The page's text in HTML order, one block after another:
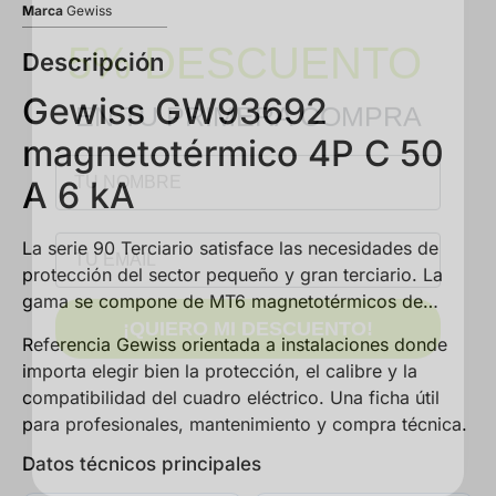
Marca Gewiss
Descripción
Gewiss GW93692
magnetotérmico 4P C 50
A 6 kA
La serie 90 Terciario satisface las necesidades de
protección del sector pequeño y gran terciario. La
gama se compone de MT6 magnetotérmicos de…
Referencia Gewiss orientada a instalaciones donde
importa elegir bien la protección, el calibre y la
compatibilidad del cuadro eléctrico. Una ficha útil
para profesionales, mantenimiento y compra técnica.
Datos técnicos principales
5% DESCUENTO
EN TU PRIMERA COMPRA
NOMBRE
Email
¡QUIERO MI DESCUENTO!